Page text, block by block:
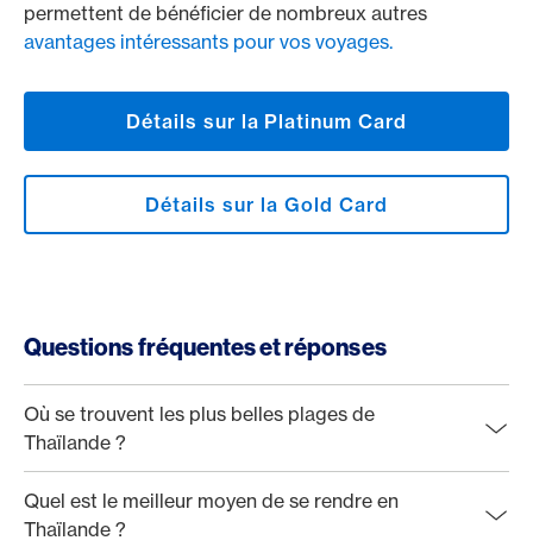
permettent de bénéficier de nombreux autres
avantages intéressants pour vos voyages.
Détails sur la Platinum Card
Détails sur la Gold Card
Questions fréquentes et réponses
Où se trouvent les plus belles plages de
Thaïlande ?
Quel est le meilleur moyen de se rendre en
Thaïlande ?